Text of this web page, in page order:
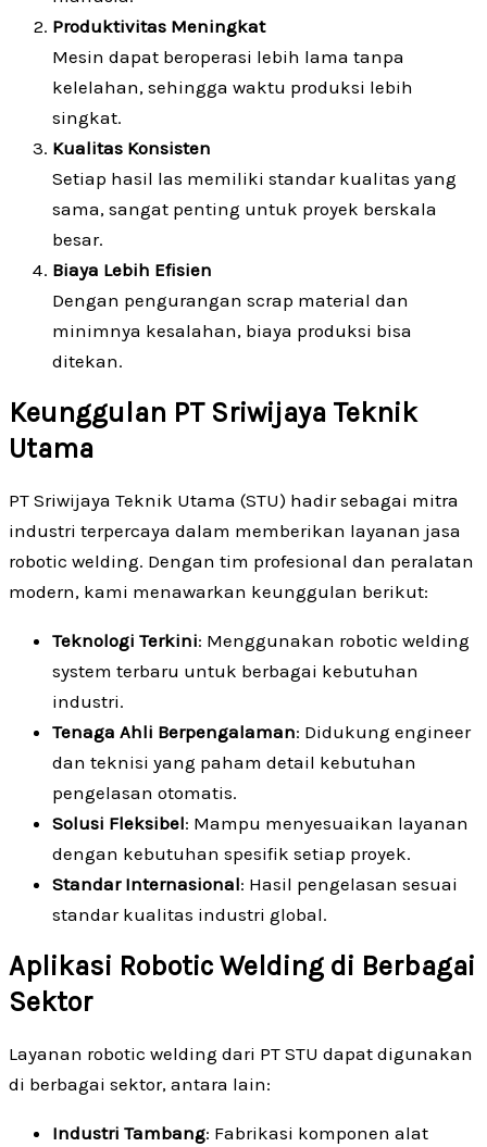
Produktivitas Meningkat
Mesin dapat beroperasi lebih lama tanpa
kelelahan, sehingga waktu produksi lebih
singkat.
Kualitas Konsisten
Setiap hasil las memiliki standar kualitas yang
sama, sangat penting untuk proyek berskala
besar.
Biaya Lebih Efisien
Dengan pengurangan scrap material dan
minimnya kesalahan, biaya produksi bisa
ditekan.
Keunggulan PT Sriwijaya Teknik
Utama
PT Sriwijaya Teknik Utama (STU) hadir sebagai mitra
industri terpercaya dalam memberikan layanan jasa
robotic welding. Dengan tim profesional dan peralatan
modern, kami menawarkan keunggulan berikut:
Teknologi Terkini: Menggunakan robotic welding
system terbaru untuk berbagai kebutuhan
industri.
Tenaga Ahli Berpengalaman: Didukung engineer
dan teknisi yang paham detail kebutuhan
pengelasan otomatis.
Solusi Fleksibel: Mampu menyesuaikan layanan
dengan kebutuhan spesifik setiap proyek.
Standar Internasional: Hasil pengelasan sesuai
standar kualitas industri global.
Aplikasi Robotic Welding di Berbagai
Sektor
Layanan robotic welding dari PT STU dapat digunakan
di berbagai sektor, antara lain:
Industri Tambang: Fabrikasi komponen alat